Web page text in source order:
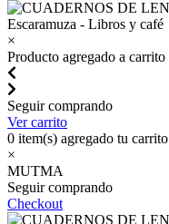
×
Producto agregado a carrito
Seguir comprando
Ver carrito
0 item(s) agregado tu carrito
×
MUTMA
Seguir comprando
Checkout